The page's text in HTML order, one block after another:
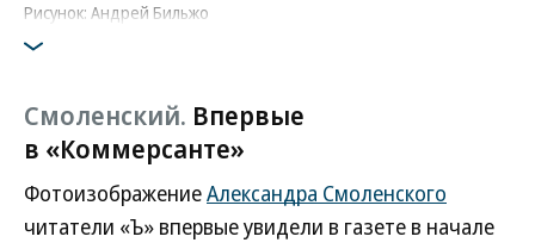
Рисунок: Андрей Бильжо
Смоленский. Впервые
в «Коммерсанте»
ФотоизображениеАлександра Смоленского
читатели «Ъ» впервые увидели в газете в начале